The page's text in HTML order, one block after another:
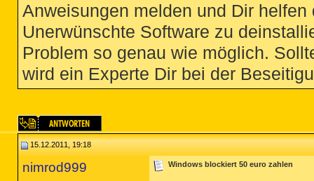
Anweisungen melden und Dir
Unerwünschte Software zu
Problem so genau wie möglich.
wird ein Experte Dir bei der
15.12.2011, 19:18
nimrod999 Windows blockiert 50 euro zahlen